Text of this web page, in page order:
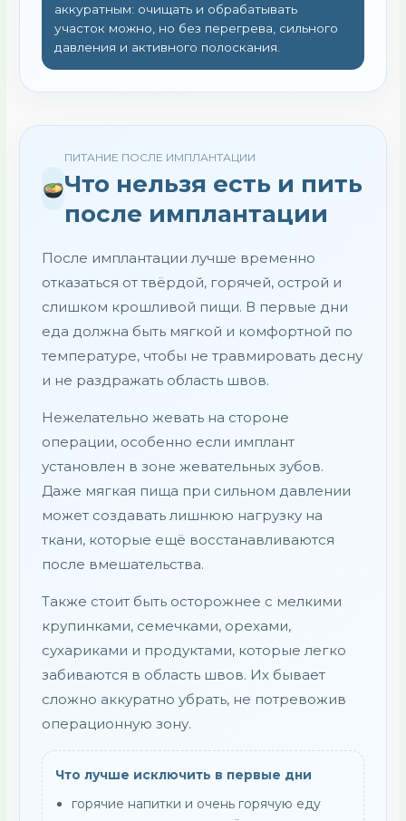
аккуратным: очищать и обрабатывать
участок можно, но без перегрева, сильного
давления и активного полоскания.
ПИТАНИЕ ПОСЛЕ ИМПЛАНТАЦИИ
Что нельзя есть и пить
после имплантации
После имплантации лучше временно
отказаться от твёрдой, горячей, острой и
слишком крошливой пищи. В первые дни
еда должна быть мягкой и комфортной по
температуре, чтобы не травмировать десну
и не раздражать область швов.
Нежелательно жевать на стороне
операции, особенно если имплант
установлен в зоне жевательных зубов.
Даже мягкая пища при сильном давлении
может создавать лишнюю нагрузку на
ткани, которые ещё восстанавливаются
после вмешательства.
Также стоит быть осторожнее с мелкими
крупинками, семечками, орехами,
сухариками и продуктами, которые легко
забиваются в область швов. Их бывает
сложно аккуратно убрать, не потревожив
операционную зону.
Что лучше исключить в первые дни
горячие напитки и очень горячую еду